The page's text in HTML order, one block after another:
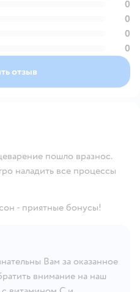
0
0
0
0
отзыв
пошло вразнос.
наладить все процессы
- приятные бонусы!
Вам за оказанное
внимание на наш